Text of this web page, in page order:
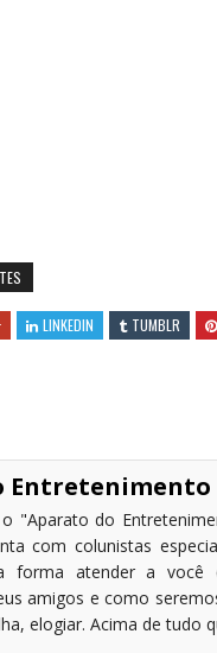
LINKEDIN TUMBLR
Entretenimento
"Aparato do
com colunistas
forma atender a você
amigos e como
elogiar. Acima de tudo